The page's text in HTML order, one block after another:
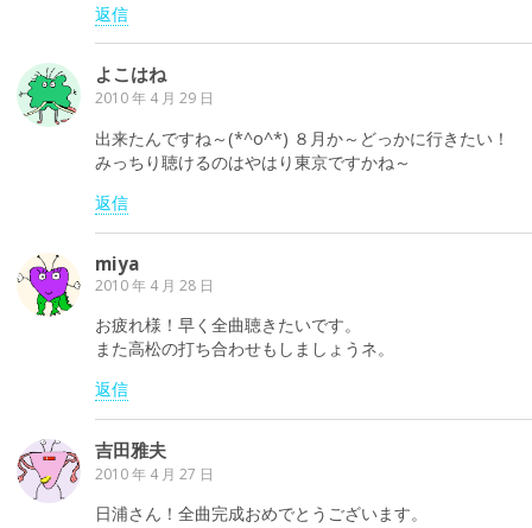
返信
よこはね
2010 年 4 月 29 日
出来たんですね～(*^o^*) ８月か～どっかに行きたい！
みっちり聴けるのはやはり東京ですかね～
返信
miya
2010 年 4 月 28 日
お疲れ様！早く全曲聴きたいです。
また高松の打ち合わせもしましょうネ。
返信
吉田雅夫
2010 年 4 月 27 日
日浦さん！全曲完成おめでとうございます。